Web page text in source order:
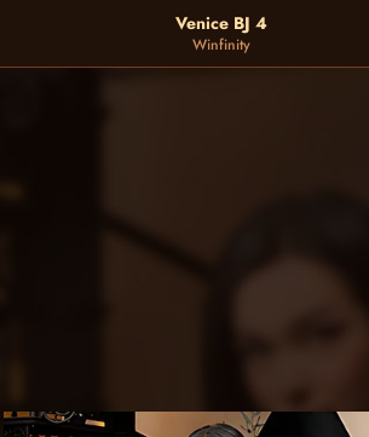
Venice BJ 4
Winfinity